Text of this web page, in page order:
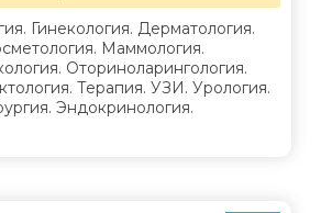
Гинекология. Дерматология.
Маммология.
Оториноларингология.
Терапия. УЗИ. Урология.
Эндокринология.